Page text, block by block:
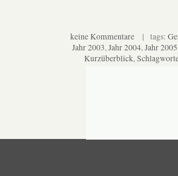
keine Kommentare | tags:
Jahr 2003,Jahr 2004,Jahr 2005
Kurzüberblick,